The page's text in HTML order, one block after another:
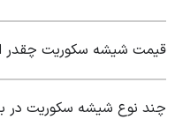
قیمت شیشه سکوریت چقدر
چند نوع شیشه سکوریت در